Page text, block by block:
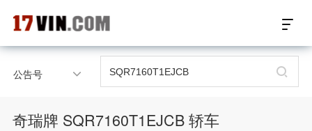
17VIN车架号查询首页
公告号
奇瑞牌 SQR7160T1EJCB 轿车